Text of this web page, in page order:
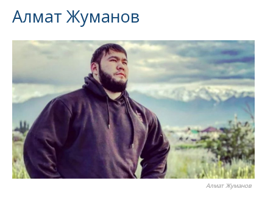
Алмат Жуманов
Алмат Жуманов